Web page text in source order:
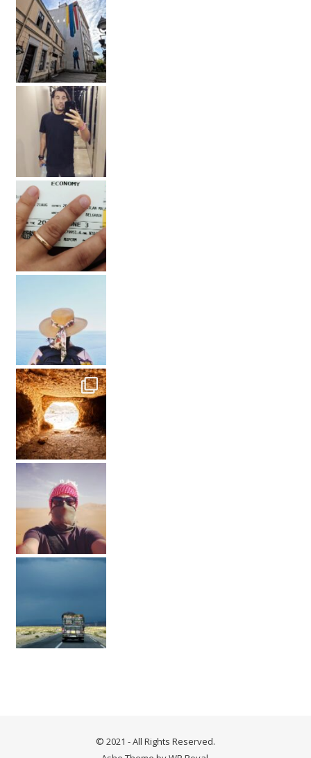
© 2021 - All Rights Reserved.